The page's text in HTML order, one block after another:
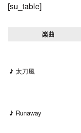
[su_table]
楽曲
♪ 太刀風
♪ Runaway